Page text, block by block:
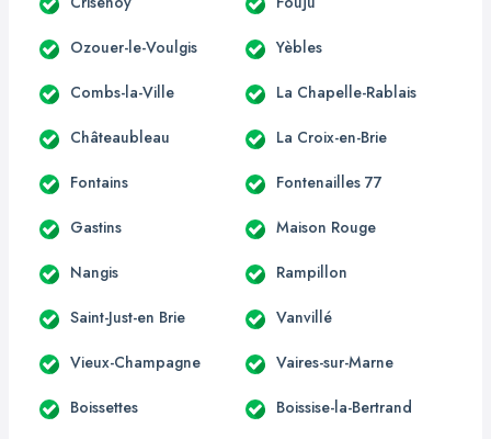
Ozouer-le-Voulgis Yèbles
Combs-la-Ville La Chapelle-Rablais
Châteaubleau La Croix-en-Brie
Fontains Fontenailles 77
Gastins Maison Rouge
Nangis Rampillon
Saint-Just-en Brie Vanvillé
Vieux-Champagne Vaires-sur-Marne
Boissettes Boissise-la-Bertrand